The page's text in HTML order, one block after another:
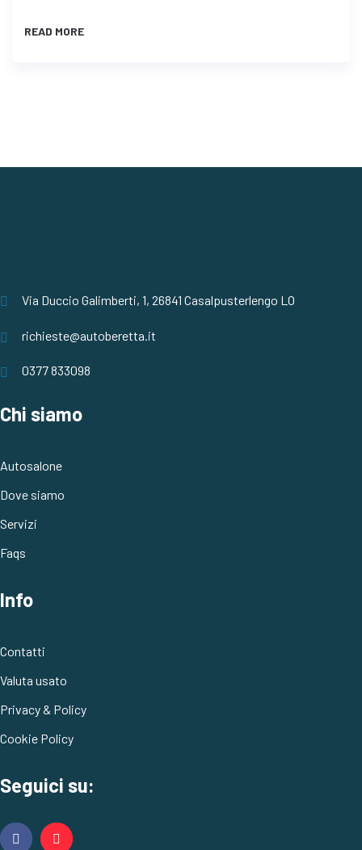
READ MORE
Via Duccio Galimberti, 1, 26841 Casalpusterlengo LO
richieste@autoberetta.it
0377 833098
Chi siamo
Autosalone
Dove siamo
Servizi
Faqs
Info
Contatti
Valuta usato
Privacy & Policy
Cookie Policy
Seguici su: